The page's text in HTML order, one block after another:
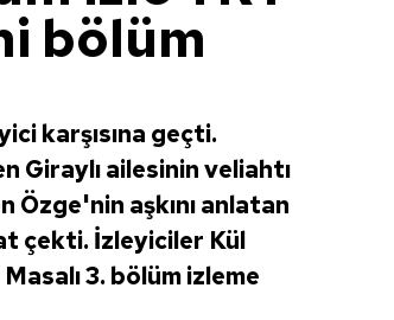
bölüm
karşısına geçti.
Giraylı ailesinin veliahtı
aşkını anlatan
çekti. İzleyiciler Kül
3. bölüm izleme